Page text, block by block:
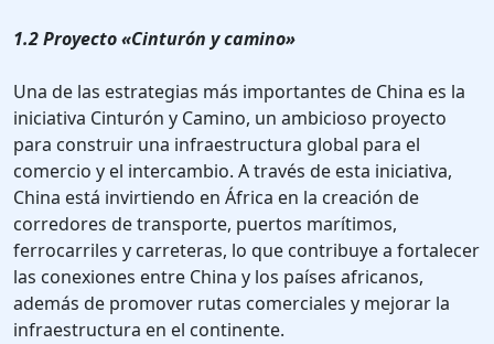
1.2 Proyecto «Cinturón y camino»
Una de las estrategias más importantes de China es la
iniciativa Cinturón y Camino, un ambicioso proyecto
para construir una infraestructura global para el
comercio y el intercambio. A través de esta iniciativa,
China está invirtiendo en África en la creación de
corredores de transporte, puertos marítimos,
ferrocarriles y carreteras, lo que contribuye a fortalecer
las conexiones entre China y los países africanos,
además de promover rutas comerciales y mejorar la
infraestructura en el continente.